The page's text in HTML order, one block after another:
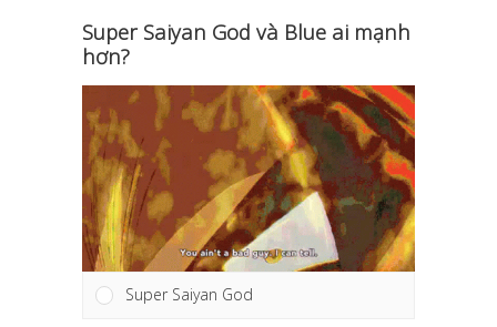
Super Saiyan God và Blue ai mạnh
hơn?
Super Saiyan God